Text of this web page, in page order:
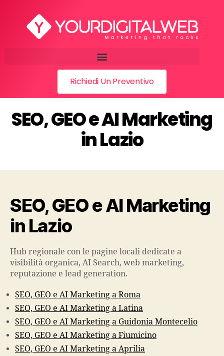
Richiedi Un Preventivo
SEO, GEO e AI Marketing
in Lazio
SEO, GEO e AI Marketing
in Lazio
Hub regionale con le pagine locali dedicate a
visibilità organica, AI Search, web marketing,
reputazione e lead generation.
SEO, GEO e AI Marketing a Roma
SEO, GEO e AI Marketing a Latina
SEO, GEO e AI Marketing a Guidonia Montecelio
SEO, GEO e AI Marketing a Fiumicino
SEO, GEO e AI Marketing a Aprilia